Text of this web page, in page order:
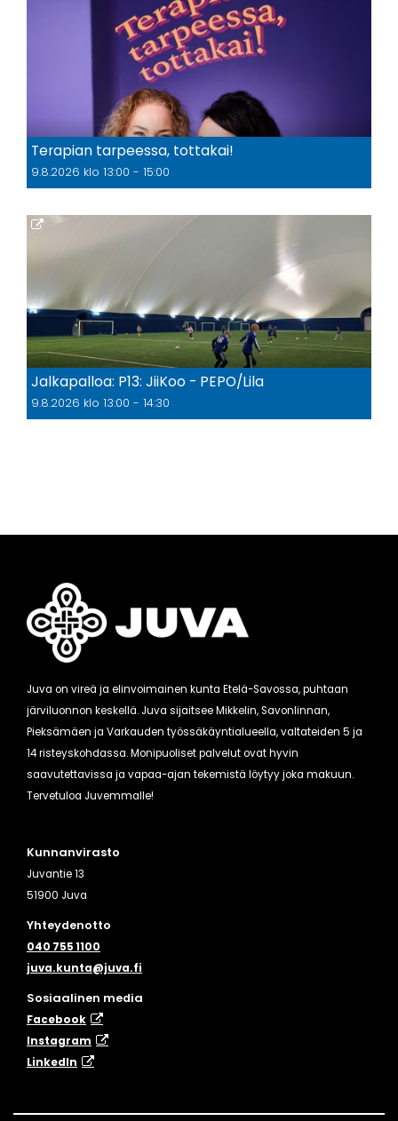
Terapian tarpeessa, tottakai!
9.8.2026 klo 13:00 - 15:00
Jalkapalloa: P13: JiiKoo - PEPO/Lila
9.8.2026 klo 13:00 - 14:30
Juva on vireä ja elinvoimainen kunta Etelä-Savossa, puhtaan
järviluonnon keskellä. Juva sijaitsee Mikkelin, Savonlinnan,
Pieksämäen ja Varkauden työssäkäyntialueella, valtateiden 5 ja
14 risteyskohdassa. Monipuoliset palvelut ovat hyvin
saavutettavissa ja vapaa-ajan tekemistä löytyy joka makuun.
Tervetuloa Juvemmalle!
Kunnanvirasto
Juvantie 13
51900 Juva
Yhteydenotto
040 755 1100
juva.kunta@juva.fi
Sosiaalinen media
Facebook
Instagram
​LinkedIn